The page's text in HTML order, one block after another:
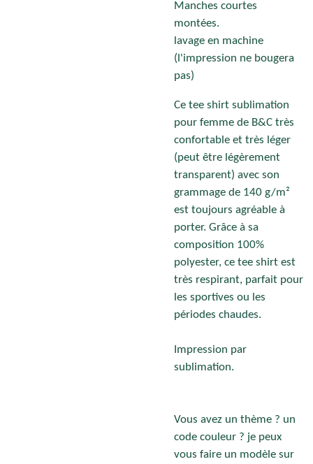
Manches courtes
montées.
lavage en machine
(l'impression ne bougera
pas)
Ce tee shirt sublimation
pour femme de B&C très
confortable et très léger
(peut être légèrement
transparent) avec son
grammage de 140 g/m²
est toujours agréable à
porter. Grâce à sa
composition 100%
polyester, ce tee shirt est
très respirant, parfait pour
les sportives ou les
périodes chaudes.
Impression par
sublimation.
Vous avez un thème ? un
code couleur ? je peux
vous faire un modèle sur